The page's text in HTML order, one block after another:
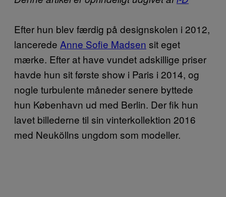
Efter hun blev færdig på designskolen i 2012,
lancerede Anne Sofie Madsen sit eget
mærke. Efter at have vundet adskillige priser
havde hun sit første show i Paris i 2014, og
nogle turbulente måneder senere byttede
hun København ud med Berlin. Der fik hun
lavet billederne til sin vinterkollektion 2016
med Neuköllns ungdom som modeller.